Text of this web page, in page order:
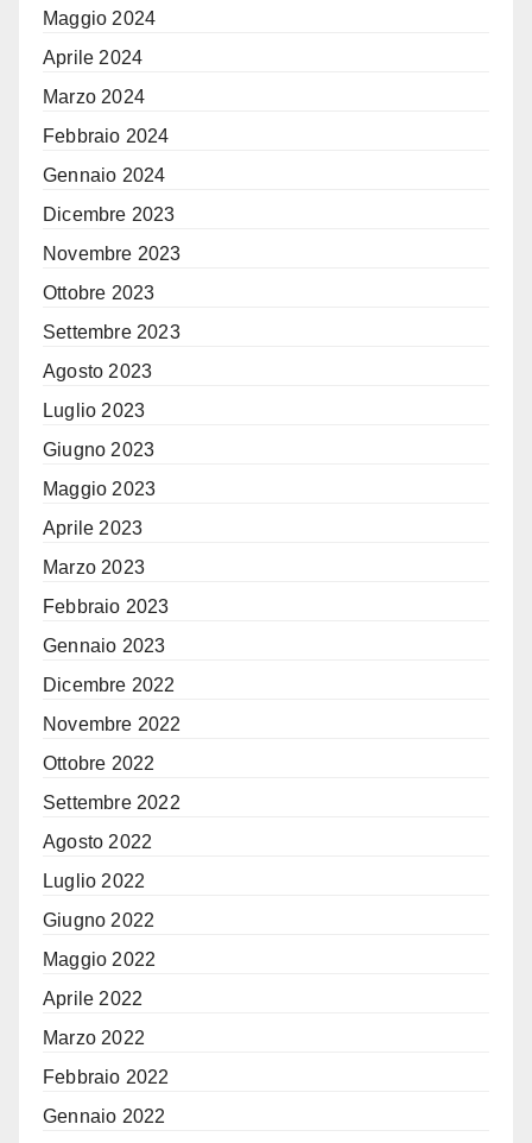
Maggio 2024
Aprile 2024
Marzo 2024
Febbraio 2024
Gennaio 2024
Dicembre 2023
Novembre 2023
Ottobre 2023
Settembre 2023
Agosto 2023
Luglio 2023
Giugno 2023
Maggio 2023
Aprile 2023
Marzo 2023
Febbraio 2023
Gennaio 2023
Dicembre 2022
Novembre 2022
Ottobre 2022
Settembre 2022
Agosto 2022
Luglio 2022
Giugno 2022
Maggio 2022
Aprile 2022
Marzo 2022
Febbraio 2022
Gennaio 2022